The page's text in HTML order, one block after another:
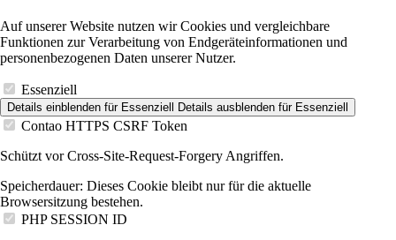
Auf unserer Website nutzen wir Cookies und vergleichbare
Funktionen zur Verarbeitung von Endgeräteinformationen und
personenbezogenen Daten unserer Nutzer.
Essenziell
Details einblenden für Essenziell Details ausblenden für Essenziell
Contao HTTPS CSRF Token
Schützt vor Cross-Site-Request-Forgery Angriffen.
Speicherdauer: Dieses Cookie bleibt nur für die aktuelle
Browsersitzung bestehen.
PHP SESSION ID